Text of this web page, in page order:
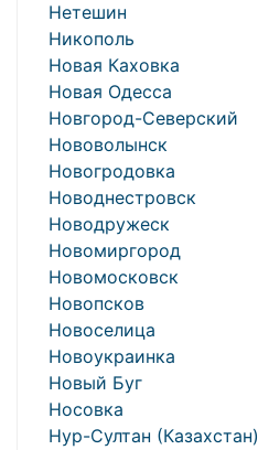
Нетешин
Никополь
Новая Каховка
Новая Одесса
Новгород-Северский
Нововолынск
Новогродовка
Новоднестровск
Новодружеск
Новомиргород
Новомосковск
Новопсков
Новоселица
Новоукраинка
Новый Буг
Носовка
Нур-Султан (Казахстан)